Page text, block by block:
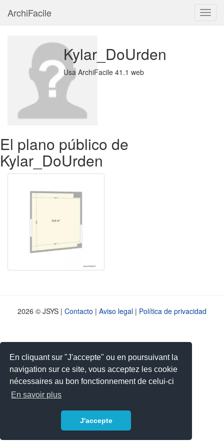
En cliquant sur "J'accepte" ou en poursuivant la
navigation sur ce site, vous acceptez les cookie
nécessaires au bon fonctionnement de celui-ci
En savoir plus
J'accepte
ArchiFacile
Kylar_DoUrden
Usa ArchiFacile 41.1 web
El plano público de
Kylar_DoUrden
2026 © JSYS | Contacto | Aviso legal | Política de privacidad